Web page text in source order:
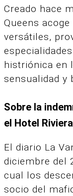
Creado hace
Queens
versátiles,
histriónica en
sensualidad y
Sobre la
el Hotel
El diario La
diciembre del
cual los
socio del